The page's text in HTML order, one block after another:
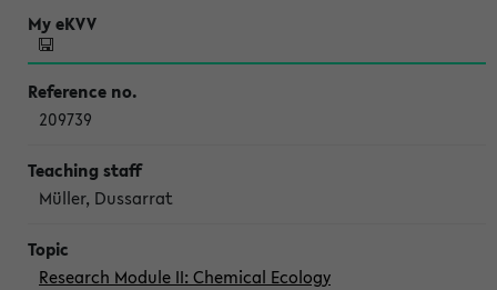
209739
Müller, Dussarrat
Research Module II: Chemical Ecology